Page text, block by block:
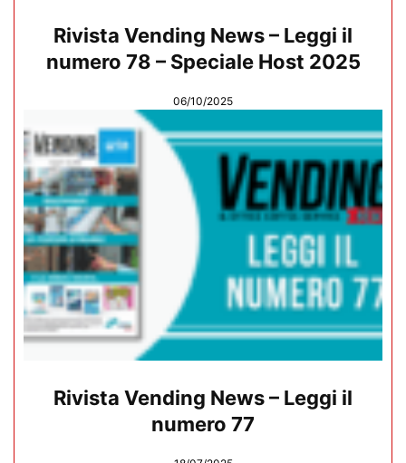
Rivista Vending News – Leggi il
numero 78 – Speciale Host 2025
06/10/2025
Rivista Vending News – Leggi il
numero 77